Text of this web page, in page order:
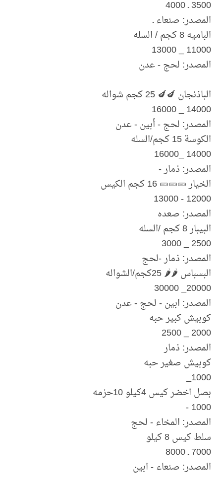
3500 ـ 4000
المصدر: صنعاء ـ
الباميه 8 كجم / السله
11000 _ 13000
المصدر: لحج - عدن
الباذنجان 🍆🍆 25 كجم شواله
14000 _ 16000
المصدر: لحج - أبين - عدن
الكوسة 15 كجم/السله
14000 _16000
المصدر: ذمار -
الخيار 🥒🥒🥒 16 كجم الكيس
12000 - 13000
المصدر: صعده
البيبار 8 كجم /السله
2500 _ 3000
المصدر: ذمار -لحج
البسباس 🌶🌶 25كجم/الشواله
20000_ 30000
المصدر: ابين - لحج - عدن
كوبيش كبير حبه
2000 _ 2500
المصدر: ذمار
كوبيش صغير حبه
1000_
بصل اخضر كيس 4كيلو 10حزمه
1000 -
المصدر: المخاء - لحج
سلط كيس 8 كيلو
7000 ـ 8000
المصدر: صنعاء - ابين